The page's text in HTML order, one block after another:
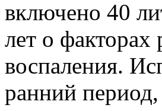
включено 40
лет о факторах
воспаления.
ранний